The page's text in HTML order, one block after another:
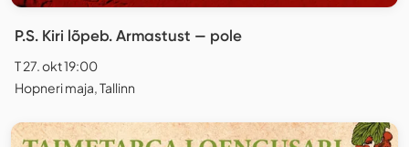
P.S. Kiri lõpeb. Armastust — pole
T 27. okt 19:00
Hopneri maja, Tallinn